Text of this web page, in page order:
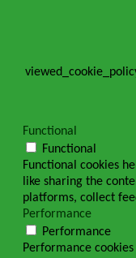
Functional
Functional
Functional cookies
like sharing the
platforms, collect
Performance
Performance
Performance